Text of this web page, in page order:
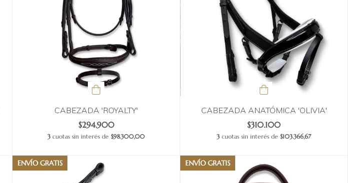
CABEZADA 'ROYALTY'
$294.900
3 cuotas sin interés de $98.300,00
CABEZADA ANATÓMICA 'OLIVIA'
$310.100
3 cuotas sin interés de $103.366,67
ENVÍO GRATIS ENVÍO GRATIS